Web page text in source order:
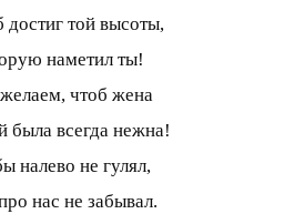
достиг той высоты,
наметил ты!
чтоб жена
была всегда нежна!
налево не гулял,
нас не забывал.